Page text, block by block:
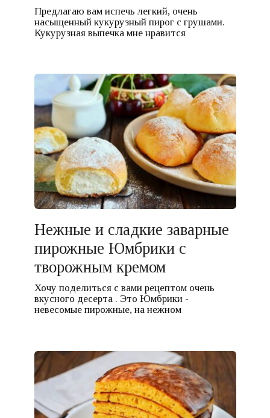
Предлагаю вам испечь легкий, очень
насыщенный кукурузный пирог с грушами.
Кукурузная выпечка мне нравится
Нежные и сладкие заварные
пирожные Юмбрики с
творожным кремом
Хочу поделиться с вами рецептом очень
вкусного десерта . Это Юмбрики -
невесомые пирожные, на нежном